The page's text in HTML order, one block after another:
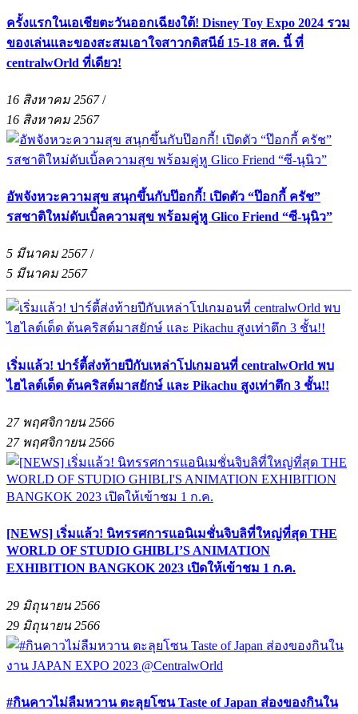
ครั้งแรกในเอเชียตะวันออกเฉียงใต้! Disney Toy Expo 2024 รวม
ของเล่นและของสะสมเอาใจสาวกดิสนีย์ 15-18 สค. นี้ ที่
centralwOrld ที่เดียว!
16 สิงหาคม 2567/
16 สิงหาคม 2567
อัพจังหวะความสุข สนุกขึ้นกับป๊อกกี้! เปิดตัว “ป๊อกกี้ ครัช”
รสชาติใหม่ดับเบิ้ลความสุข พร้อมคู่หู Glico Friend “ซี-นุนิว”
5 มีนาคม 2567/
5 มีนาคม 2567
เริ่มแล้ว! ปาร์ตี้ส่งท้ายปีกับเหล่าโปเกมอนที่ centralwOrld พบ
ไฮไลต์เด็ด ต้นคริสต์มาสยักษ์ และ Pikachu สูงเท่าตึก 3 ชั้น!!
27 พฤศจิกายน 2566
27 พฤศจิกายน 2566
[NEWS] เริ่มแล้ว! นิทรรศการแอนิเมชั่นจิบลิที่ใหญ่ที่สุด THE
WORLD OF STUDIO GHIBLI’S ANIMATION
EXHIBITION BANGKOK 2023 เปิดให้เข้าชม 1 ก.ค.
29 มิถุนายน 2566
29 มิถุนายน 2566
#กินคาวไม่ลืมหวาน ตะลุยโซน Taste of Japan ส่องของกินใน